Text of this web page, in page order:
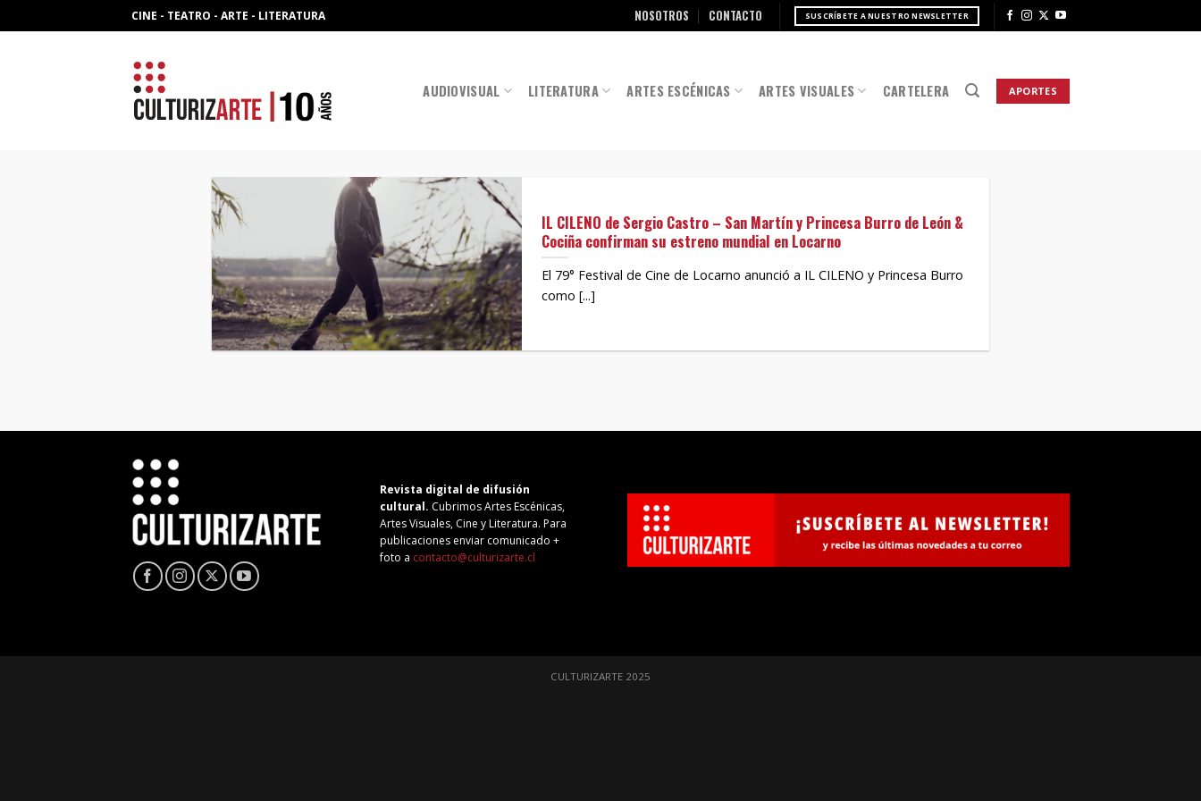
to
CINE - TEATRO - ARTE - LITERATURA NOSOTROS CONTACTO SUSCRÍBETE A NUESTRO NEWSLETTER
AUDIOVISUAL LITERATURA ARTES ESCÉNICAS ARTES VISUALES CARTELERA APORTES
IL CILENO de Sergio Castro – San Martín y Princesa Burro de León &
Cociña confirman su estreno mundial en Locarno
El 79° Festival de Cine de Locarno anunció a IL CILENO y Princesa Burro
como [...]
Revista digital de difusión
cultural. Cubrimos Artes Escénicas,
Artes Visuales, Cine y Literatura. Para
publicaciones enviar comunicado +
foto a contacto@culturizarte.cl
CULTURIZARTE 2025